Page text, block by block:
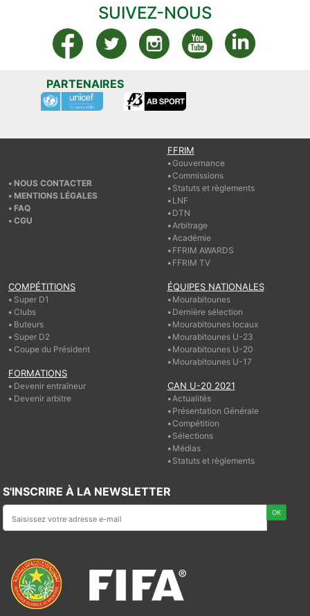
SUIVEZ-NOUS
PARTENAIRES
NOUS CONTACTER
MENTIONS LÉGALES
FAQ
CGU
FFRIM
Gouvernance
Commissions
Statuts et règlements
LNF
DTN
Arbitrage
Académie
FFRIM AWARDS
FFRIM TV
COMPÉTITIONS
Super D1
Clubs
Buteurs
Super D2
Coupe du Président
FORMATIONS
Devenir entraîneur
Devenir arbitre
ÉQUIPES NATIONALES
Mourabitounes
Dernière sélection
Mourabitounes locaux
Mourabitounes U-23
Mourabitounes U-20
Mourabitounes U-17
CAN U-20 2021
Actualités
Présentation Générale
Compétition
Sélections
Médias
Statuts et règlements
S'INSCRIRE À LA NEWSLETTER